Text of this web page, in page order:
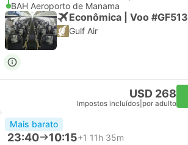
BAH Aeroporto de Manama
Econômica | Voo #GF513
Gulf Air
USD 268
Impostos incluídos por adulto
Mais barato
23:40 10:15+1 11h 35m